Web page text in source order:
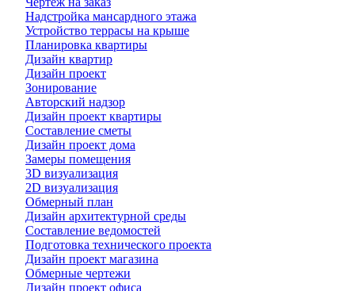
Надстройка мансардного этажа
Устройство террасы на крыше
Планировка квартиры
Дизайн квартир
Дизайн проект
Зонирование
Авторский надзор
Дизайн проект квартиры
Составление сметы
Дизайн проект дома
Замеры помещения
3D визуализация
2D визуализация
Обмерный план
Дизайн архитектурной среды
Составление ведомостей
Подготовка технического проекта
Дизайн проект магазина
Обмерные чертежи
Дизайн проект офиса